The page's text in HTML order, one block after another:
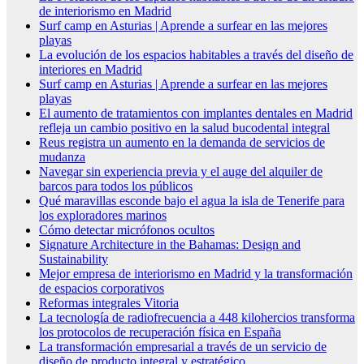
de interiorismo en Madrid
Surf camp en Asturias | Aprende a surfear en las mejores
playas
La evolución de los espacios habitables a través del diseño de
interiores en Madrid
Surf camp en Asturias | Aprende a surfear en las mejores
playas
El aumento de tratamientos con implantes dentales en Madrid
refleja un cambio positivo en la salud bucodental integral
Reus registra un aumento en la demanda de servicios de
mudanza
Navegar sin experiencia previa y el auge del alquiler de
barcos para todos los públicos
Qué maravillas esconde bajo el agua la isla de Tenerife para
los exploradores marinos
Cómo detectar micrófonos ocultos
Signature Architecture in the Bahamas: Design and
Sustainability
Mejor empresa de interiorismo en Madrid y la transformación
de espacios corporativos
Reformas integrales Vitoria
La tecnología de radiofrecuencia a 448 kilohercios transforma
los protocolos de recuperación física en España
La transformación empresarial a través de un servicio de